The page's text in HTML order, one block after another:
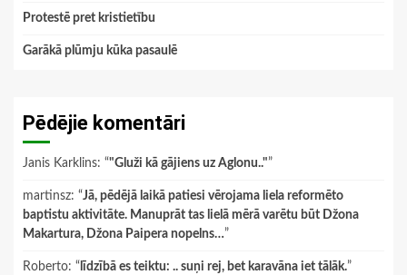
Protestē pret kristietību
Garākā plūmju kūka pasaulē
Pēdējie komentāri
Janis Karklins: “"Gluži kā gājiens uz Aglonu.."”
martinsz: “Jā, pēdējā laikā patiesi vērojama liela reformēto
baptistu aktivitāte. Manuprāt tas lielā mērā varētu būt Džona
Makartura, Džona Paipera nopelns…”
Roberto: “ līdzībā es teiktu: .. suņi rej, bet karavāna iet tālāk.”